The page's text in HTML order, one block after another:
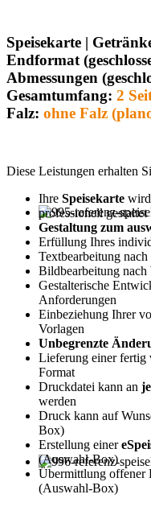
Speisekarte |
Endformat
Abmessungen
Gesamtumfang: 2
Falz: ohne Falz
Diese Leistungen erhalten
Ihre Speisekarte
professionell gestaltet
Gestaltung zum
Erfüllung Ihres
Textbearbeitung
Bildbearbeitung
Gestalterische
Anforderungen
Einbeziehung Ihrer
Vorlagen
Unbegrenzte
Lieferung einer fertig
Format
Druckdatei kann an
werden
Druck kann auf
Box)
Erstellung einer
(Auswahl-Box)
Übermittlung offener
(Auswahl-Box)